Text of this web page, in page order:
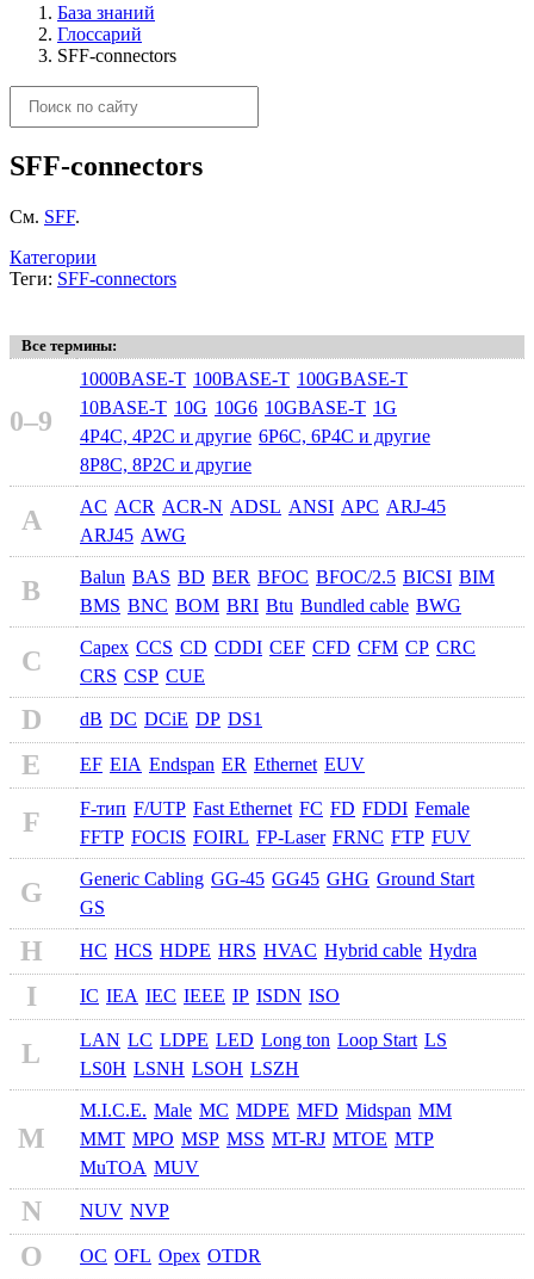
База знаний
Глоссарий
SFF-connectors
SFF-connectors
См. SFF.
Категории
Теги: SFF-connectors
Все термины:
0–9
1000BASE-T 100BASE-T 100GBASE-T
10BASE-T 10G 10G6 10GBASE-T 1G
4P4C, 4P2C и другие 6P6C, 6P4C и другие
8P8C, 8P2C и другие
A AC ACR ACR-N ADSL ANSI APC ARJ-45
ARJ45 AWG
B Balun BAS BD BER BFOC BFOC/2.5 BICSI BIM
BMS BNC BOM BRI Btu Bundled cable BWG
C Capex CCS CD CDDI CEF CFD CFM CP CRC
CRS CSP CUE
D dB DC DCiE DP DS1
E EF EIA Endspan ER Ethernet EUV
F F-тип F/UTP Fast Ethernet FC FD FDDI Female
FFTP FOCIS FOIRL FP-Laser FRNC FTP FUV
G Generic Cabling GG-45 GG45 GHG Ground Start
GS
H HC HCS HDPE HRS HVAC Hybrid cable Hydra
I IC IEA IEC IEEE IP ISDN ISO
L LAN LC LDPE LED Long ton Loop Start LS
LS0H LSNH LSOH LSZH
M
M.I.C.E. Male MC MDPE MFD Midspan MM
MMT MPO MSP MSS MT-RJ MTOE MTP
MuTOA MUV
N NUV NVP
O OC OFL Opex OTDR